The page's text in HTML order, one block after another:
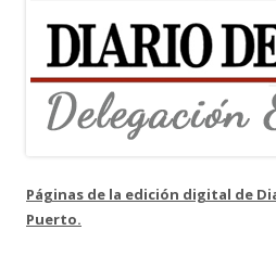
Páginas de la edición digital de
Puerto.